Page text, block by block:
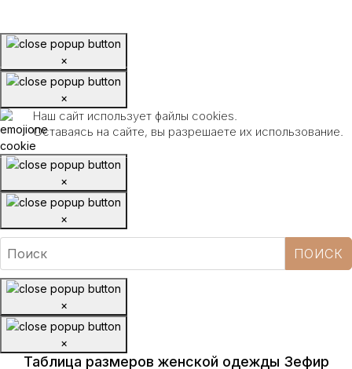
×
×
Наш сайт использует файлы cookies.
Оставаясь на сайте, вы разрешаете их использование.
×
×
×
×
Таблица размеров женской одежды Зефир